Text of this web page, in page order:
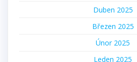
Duben 2025
Březen 2025
Únor 2025
Leden 2025